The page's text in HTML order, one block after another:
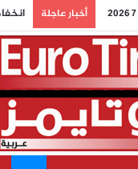
أخبار عاجلة